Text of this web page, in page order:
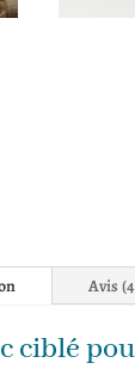
Avis
ciblé